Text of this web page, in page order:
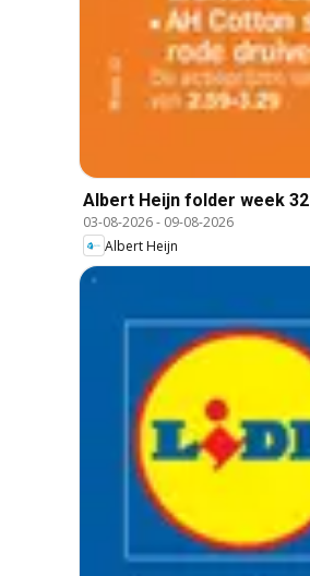
Albert Heijn folder week 32
03-08-2026- 09-08-2026
Albert Heijn